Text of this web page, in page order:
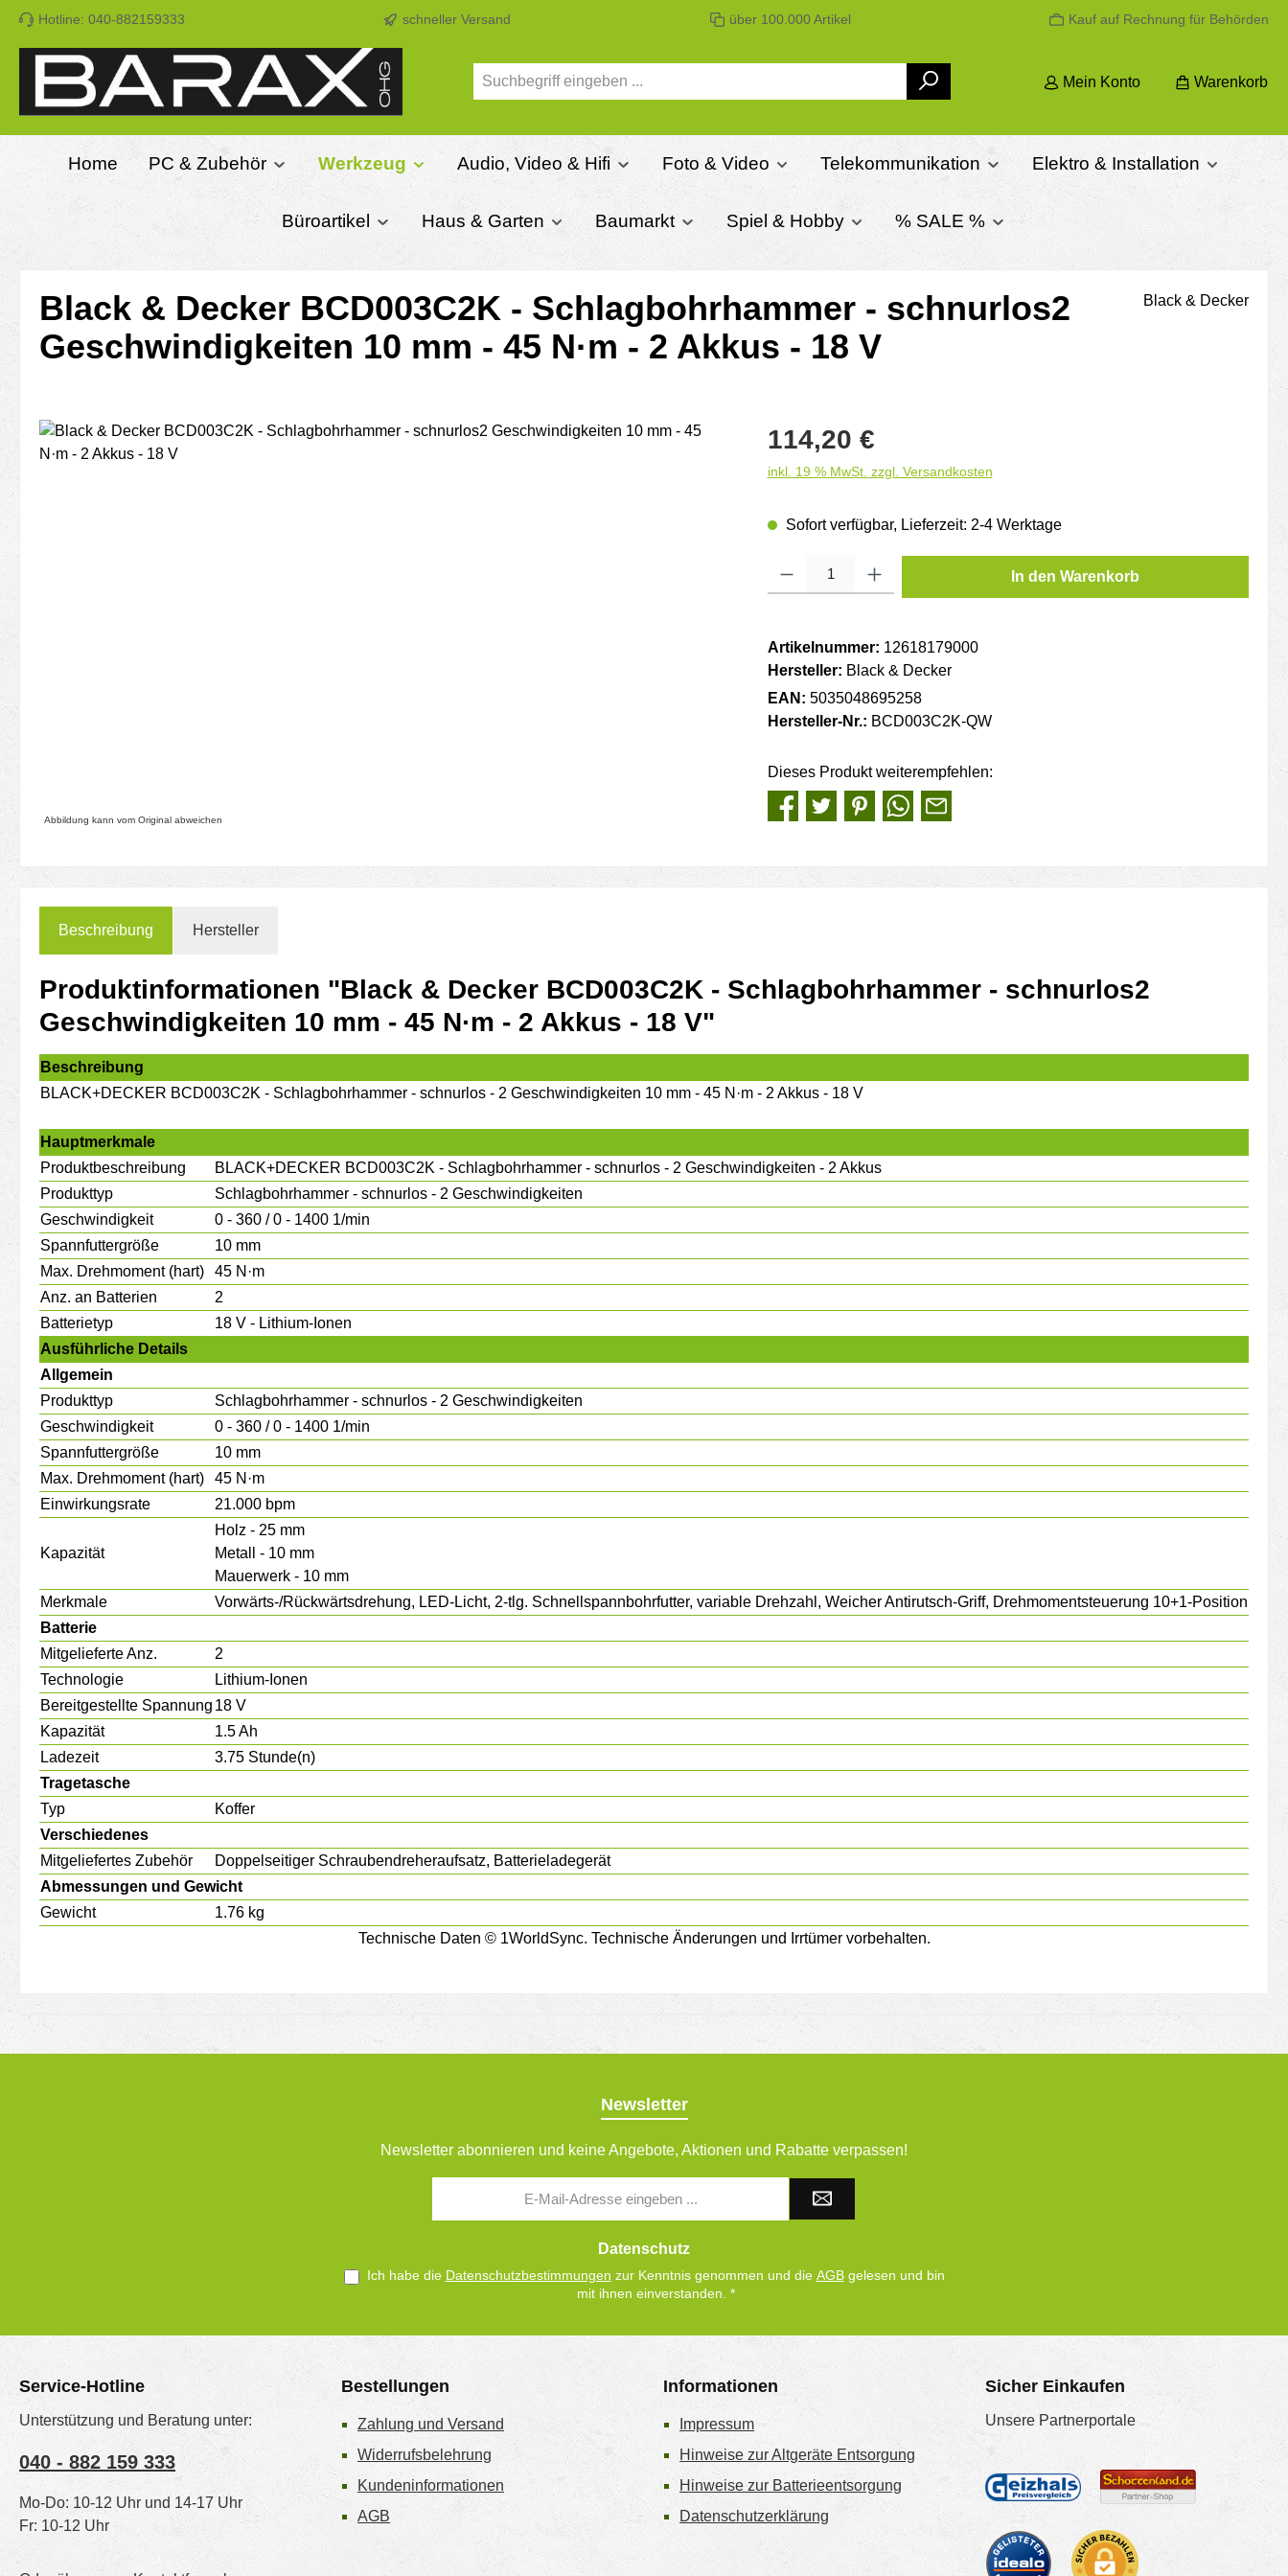
Hauptinhalt springen
Zur Suche springen
Zur Hauptnavigation springen
Hotline: 040-882159333 schneller Versand über 100.000 Artikel Kauf auf Rechnung für Behörden
Mein Konto Warenkorb
Home PC & Zubehör Werkzeug Audio, Video & Hifi Foto & Video Telekommunikation Elektro & Installation
Büroartikel Haus & Garten Baumarkt Spiel & Hobby % SALE %
Black & Decker BCD003C2K - Schlagbohrhammer - schnurlos2
Geschwindigkeiten 10 mm - 45 N·m - 2 Akkus - 18 V
Black & Decker
Bildergalerie überspringen
Abbildung kann vom Original abweichen
Regulärer Preis:
114,20 €
inkl. 19 % MwSt. zzgl. Versandkosten
Sofort verfügbar, Lieferzeit: 2-4 Werktage
Produkt Anzahl: Gib den gewünschten Wert ein oder benutze die Schaltflächen um
In den Warenkorb
Artikelnummer: 12618179000
Hersteller: Black & Decker
EAN: 5035048695258
Hersteller-Nr.: BCD003C2K-QW
Dieses Produkt weiterempfehlen:
Beschreibung Hersteller
Produktinformationen "Black & Decker BCD003C2K - Schlagbohrhammer - schnurlos2
Geschwindigkeiten 10 mm - 45 N·m - 2 Akkus - 18 V"
Beschreibung
BLACK+DECKER BCD003C2K - Schlagbohrhammer - schnurlos - 2 Geschwindigkeiten 10 mm - 45 N·m - 2 Akkus - 18 V
Hauptmerkmale
Produktbeschreibung
BLACK+DECKER BCD003C2K - Schlagbohrhammer - schnurlos - 2 Geschwindigkeiten - 2 Akkus
Produkttyp
Schlagbohrhammer - schnurlos - 2 Geschwindigkeiten
Geschwindigkeit
0 - 360 / 0 - 1400 1/min
Spannfuttergröße
10 mm
Max. Drehmoment (hart)
45 N·m
Anz. an Batterien
2
Batterietyp
18 V - Lithium-Ionen
Ausführliche Details
Allgemein
Produkttyp
Schlagbohrhammer - schnurlos - 2 Geschwindigkeiten
Geschwindigkeit
0 - 360 / 0 - 1400 1/min
Spannfuttergröße
10 mm
Max. Drehmoment (hart)
45 N·m
Einwirkungsrate
21.000 bpm
Kapazität
Holz - 25 mm
Metall - 10 mm
Mauerwerk - 10 mm
Merkmale
Vorwärts-/Rückwärtsdrehung, LED-Licht, 2-tlg. Schnellspannbohrfutter, variable Drehzahl, Weicher Antirutsch-Griff, Drehmomentsteuerung 10+1-Position
Batterie
Mitgelieferte Anz.
2
Technologie
Lithium-Ionen
Bereitgestellte Spannung 18 V
Kapazität
1.5 Ah
Ladezeit
3.75 Stunde(n)
Tragetasche
Typ
Koffer
Verschiedenes
Mitgeliefertes Zubehör
Doppelseitiger Schraubendreheraufsatz, Batterieladegerät
Abmessungen und Gewicht
Gewicht
1.76 kg
Technische Daten © 1WorldSync. Technische Änderungen und Irrtümer vorbehalten.
Newsletter
Newsletter abonnieren und keine Angebote, Aktionen und Rabatte verpassen!
Datenschutz
Ich habe die Datenschutzbestimmungen zur Kenntnis genommen und die AGBgelesen und bin
mit ihnen einverstanden. *
Service-Hotline
Unterstützung und Beratung unter:
040 - 882 159 333
Mo-Do: 10-12 Uhr und 14-17 Uhr
Fr: 10-12 Uhr
Bestellungen
Zahlung und Versand
Widerrufsbelehrung
Kundeninformationen
AGB
Informationen
Impressum
Hinweise zur Altgeräte Entsorgung
Hinweise zur Batterieentsorgung
Datenschutzerklärung
Sicher Einkaufen
Unsere Partnerportale